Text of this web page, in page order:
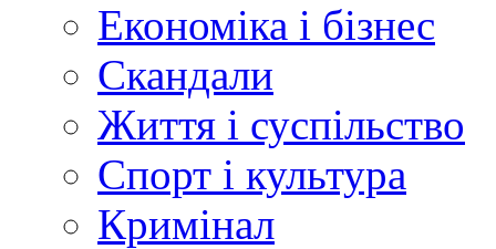
Економіка і бізнес
Скандали
Життя і суспільство
Спорт і культура
Кримінал